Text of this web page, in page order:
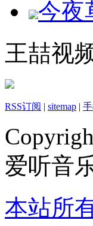
今夜
王喆视
RSS订阅 | sitemap |
爱听音
本站所